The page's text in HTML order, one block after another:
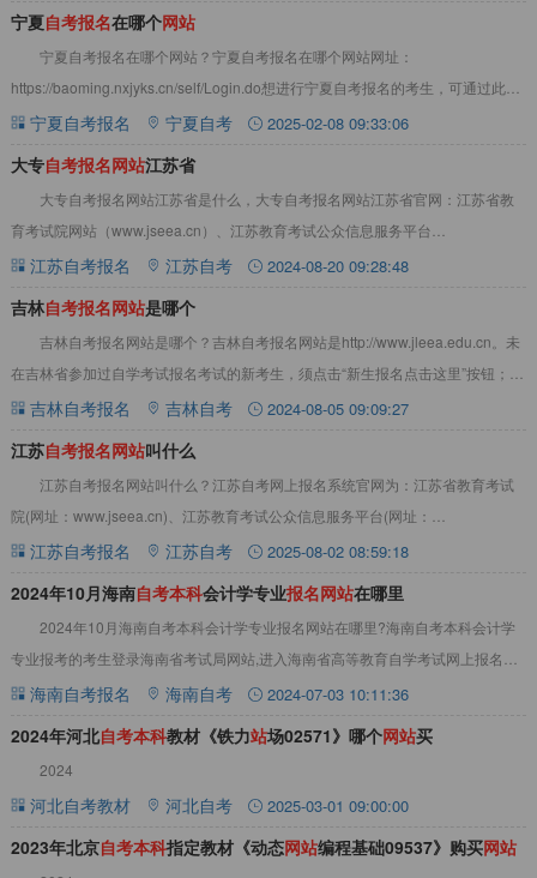
宁夏自考报名在哪个网站
宁夏自考报名在哪个网站？宁夏自考报名在哪个网站网址：
https://baoming.nxjyks.cn/self/Login.do想进行宁夏自考报名的考生，可通过此网
站进入宁夏自考
宁夏自考报名 宁夏自考 2025-02-08 09:33:06
大专自考报名网站江苏省
大专自考报名网站江苏省是什么，大专自考报名网站江苏省官网：江苏省教
育考试院网站（www.jseea.cn）、江苏教育考试公众信息服务平台
（sdata.jseea.cn）新生注册和课
江苏自考报名 江苏自考 2024-08-20 09:28:48
吉林自考报名网站是哪个
吉林自考报名网站是哪个？吉林自考报名网站是http://www.jleea.edu.cn。‌未
在吉林省参加过自学考试报名考试的新考生，须点击“新生报名点击这里”按钮；已
在吉林省建立
吉林自考报名 吉林自考 2024-08-05 09:09:27
江苏自考报名网站叫什么
江苏自考报名网站叫什么？江苏自考网上报名系统官网为：江苏省教育考试
院(网址：www.jseea.cn)、江苏教育考试公众信息服务平台(网址：
sdata.jseea.cn)。点击查看
江苏自考报名 江苏自考 2025-08-02 08:59:18
2024年10月海南自考本科会计学专业报名网站在哪里
2024年10月海南自考本科会计学专业报名网站在哪里?海南自考本科会计学
专业报考的考生登录海南省考试局网站,进入海南省高等教育自学考试网上报名系
统，按照报考注册流程，完成海南自考网
海南自考报名 海南自考 2024-07-03 10:11:36
2024年河北自考本科教材《铁力站场02571》哪个网站买
2024
河北自考教材 河北自考 2025-03-01 09:00:00
2023年北京自考本科指定教材《动态网站编程基础09537》购买网站